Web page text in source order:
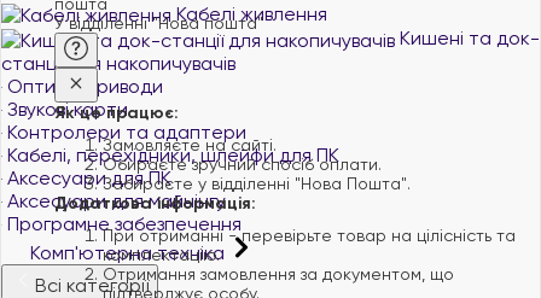
Кабелі живлення
Кишені та док-
станції для накопичувачів
Оптичні приводи
Звукові карти
Контролери та адаптери
Кабелі, перехідники, шлейфи для ПК
Аксесуари для ПК
Аксесуари для майнінгу
Програмне забезпечення
Комп'ютерна техніка
Всі категорії
У відділенні "Нова пошта"
Як це працює:
Замовляєте на сайті.
Обираєте зручний спосіб оплати.
Забираєте у відділенні "Нова Пошта".
Додаткова інформація:
При отриманні - перевірьте товар на цілісність та
комплектацію.
Отримання замовлення за документом, що
підтверджує особу.